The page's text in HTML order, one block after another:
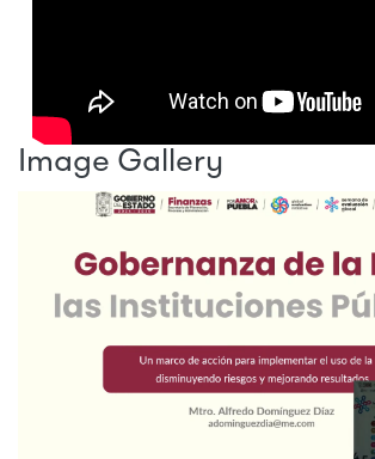
Image Gallery